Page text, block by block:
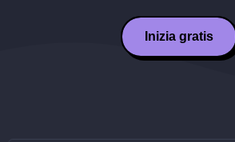
Inizia gratis